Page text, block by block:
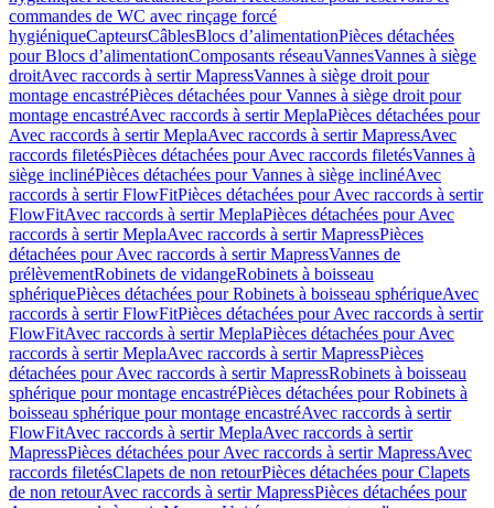
commandes de WC avec rinçage forcé
hygiéniqueCapteursCâblesBlocs d’alimentationPièces détachées
pour Blocs d’alimentationComposants réseauVannesVannes à siège
droitAvec raccords à sertir MapressVannes à siège droit pour
montage encastréPièces détachées pour Vannes à siège droit pour
montage encastréAvec raccords à sertir MeplaPièces détachées pour
Avec raccords à sertir MeplaAvec raccords à sertir MapressAvec
raccords filetésPièces détachées pour Avec raccords filetésVannes à
siège inclinéPièces détachées pour Vannes à siège inclinéAvec
raccords à sertir FlowFitPièces détachées pour Avec raccords à sertir
FlowFitAvec raccords à sertir MeplaPièces détachées pour Avec
raccords à sertir MeplaAvec raccords à sertir MapressPièces
détachées pour Avec raccords à sertir MapressVannes de
prélèvementRobinets de vidangeRobinets à boisseau
sphériquePièces détachées pour Robinets à boisseau sphériqueAvec
raccords à sertir FlowFitPièces détachées pour Avec raccords à sertir
FlowFitAvec raccords à sertir MeplaPièces détachées pour Avec
raccords à sertir MeplaAvec raccords à sertir MapressPièces
détachées pour Avec raccords à sertir MapressRobinets à boisseau
sphérique pour montage encastréPièces détachées pour Robinets à
boisseau sphérique pour montage encastréAvec raccords à sertir
FlowFitAvec raccords à sertir MeplaAvec raccords à sertir
MapressPièces détachées pour Avec raccords à sertir MapressAvec
raccords filetésClapets de non retourPièces détachées pour Clapets
de non retourAvec raccords à sertir MapressPièces détachées pour